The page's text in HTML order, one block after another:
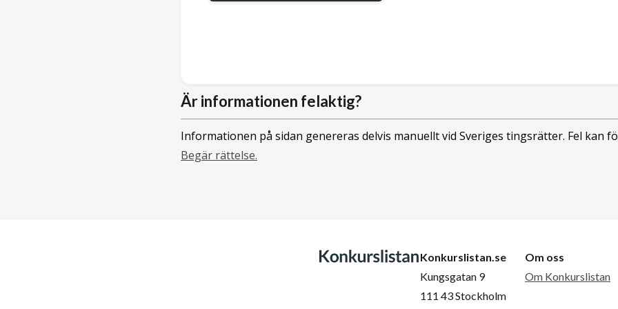
Är informationen felaktig?
Informationen på sidan genereras delvis manuellt vid Sveriges tingsrätter. Fel kan
Begär rättelse.
Konkurslistan.se
Kungsgatan 9
111 43 Stockholm
Om oss
Om Konkurslistan